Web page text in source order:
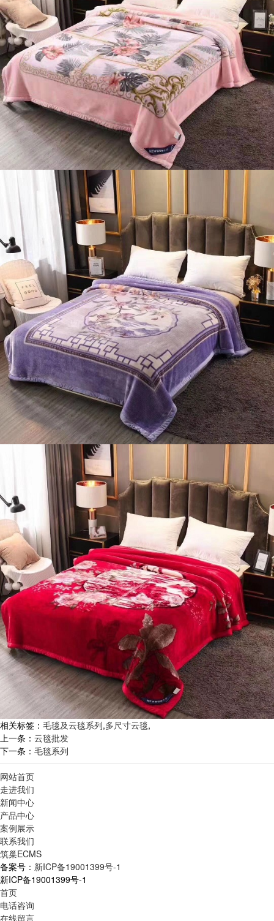
相关标签： 毛毯及云毯系列,多尺寸云毯,
上一条： 云毯批发
下一条： 毛毯系列
网站首页
走进我们
新闻中心
产品中心
案例展示
联系我们
筑巢ECMS
备案号： 新ICP备19001399号-1
新ICP备19001399号-1
首页
电话咨询
在线留言